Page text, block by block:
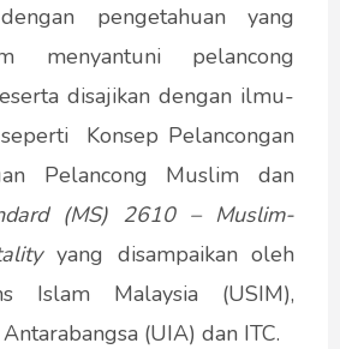
pengetahuan yang
menyantuni pelancong
disajikan dengan ilmu-
Konsep Pelancongan
Pelancong Muslim dan
(MS) 2610 – Muslim-
yang disampaikan oleh
Islam Malaysia (USIM),
(UIA) dan ITC.